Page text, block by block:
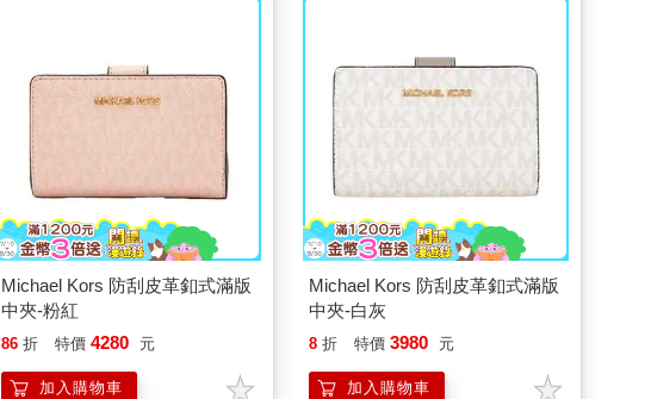
Michael Kors 防刮皮革釦式滿版
中夾-粉紅
86 折 特價 4280 元
加入購物車
Michael Kors 防刮皮革釦式滿版
中夾-白灰
8 折 特價 3980 元
加入購物車